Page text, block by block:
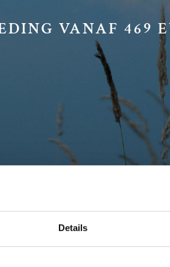
Details
VANAF 469